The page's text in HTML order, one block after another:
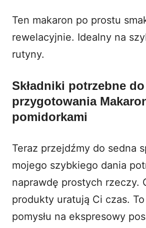
Ten makaron po prostu
rewelacyjnie. Idealny na
rutyny.
Składniki potrzebne do
przygotowania
pomidorkami
Teraz przejdźmy do sedna
mojego szybkiego dania
naprawdę prostych rzeczy.
produkty uratują Ci czas.
pomysłu na ekspresowy